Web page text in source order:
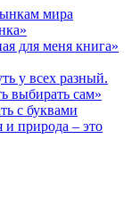
мира
для меня книга»
у всех разный.
выбирать сам»
с буквами
природа – это